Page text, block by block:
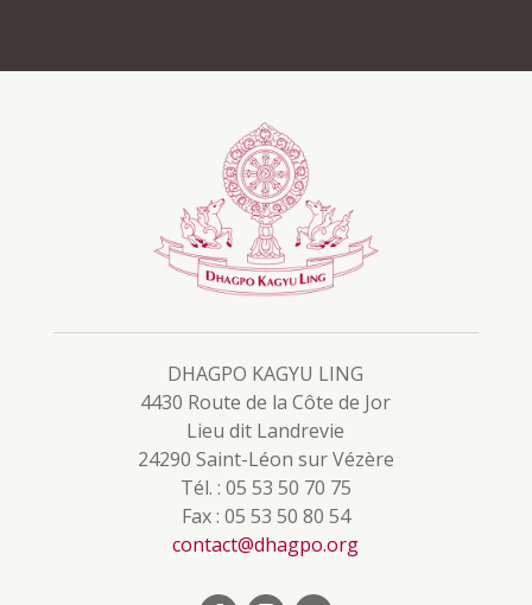
DHAGPO KAGYU LING
4430 Route de la Côte de Jor
Lieu dit Landrevie
24290 Saint-Léon sur Vézère
Tél. : 05 53 50 70 75
Fax : 05 53 50 80 54
contact@dhagpo.org